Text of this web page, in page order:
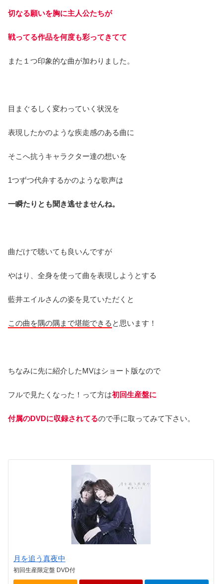
切なる願いを胸に主人公たちが
戦ってる作品を何度も彩ってきてて
また１つ印象的な曲が加わりました。
目まぐるしく変わっていく状況を
表現したかのような疾走感のある曲に
そこへ抗うキャラクター達の想いを
1つずつ代弁するかのような歌声は
一瞬たりとも聞き逃せませんね。
曲だけで聴いても良いんですが
やはり、全身を使って曲を表現しようとする
藍井エイルさんの姿を見ていただくと
この曲を隅の隅まで堪能できる と思います！
ちなみに先に紹介したMVはショート版なので
フルで見たくなった！って方は初回生産盤に
付属のDVDに収録されてるので手に取ってみて下さい。
月を追う真夜中
初回生産限定盤 DVD付